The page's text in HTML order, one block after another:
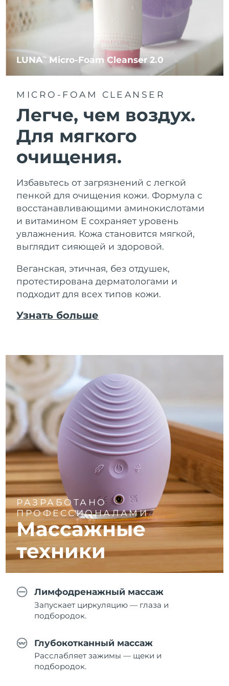
LUNATM Micro-Foam Cleanser 2.0
MICRO-FOAM CLEANSER
Легче, чем воздух.
Для мягкого
очищения.
Избавьтесь от загрязнений с легкой
пенкой для очищения кожи. Формула с
восстанавливающими аминокислотами
и витамином Е сохраняет уровень
увлажнения. Кожа становится мягкой,
выглядит сияющей и здоровой.
Веганская, этичная, без отдушек,
протестирована дерматологами и
подходит для всех типов кожи.
Узнать больше
РАЗРАБОТАНО
ПРОФЕССИОНАЛАМИ
Массажные
техники
Лимфодренажный массаж
Запускает циркуляцию — глаза и
подбородок.
Глубокотканный массаж
Расслабляет зажимы — щеки и
подбородок.